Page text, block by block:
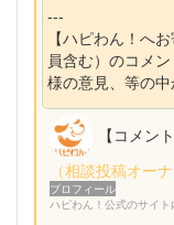
---
【ハピわん！へ
員含む）のコメ
様の意見、等の
【コメン
（相談投稿オーナ
プロフィール
ハピわん！公式のサイト